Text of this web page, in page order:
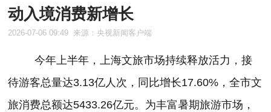
动入境消费新增长
2026-07-06 09:49 来源：央视新闻客户端
今年上半年，上海文旅市场持续释放活力，接
待游客总量达3.13亿人次，同比增长17.60%，全市文
旅消费总额达5433.26亿元。为丰富暑期旅游市场，